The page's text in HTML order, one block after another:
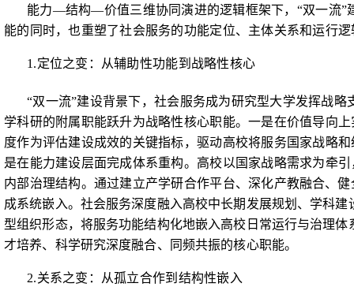
能力—结构—价值三维协同演进的逻辑框架下，“双一流
能的同时，也重塑了社会服务的功能定位、主体关系和运行
1.定位之变：从辅助性功能到战略性核心
“双一流”建设背景下，社会服务成为研究型大学发挥战
学科研的附属职能跃升为战略性核心职能。一是在价值导向
度作为评估建设成效的关键指标，驱动高校将服务国家战略
是在能力建设层面完成体系重构。高校以国家战略需求为牵
内部治理结构。通过建立产学研合作平台、深化产教融合、
成系统嵌入。社会服务深度融入高校中长期发展规划、学科
型组织形态，将服务功能结构化地嵌入高校日常运行与治理
才培养、科学研究深度融合、同频共振的核心职能。
2.关系之变：从孤立合作到结构性嵌入